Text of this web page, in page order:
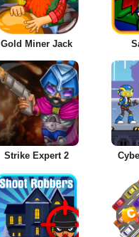
Gold Miner Jack
Strike Expert 2